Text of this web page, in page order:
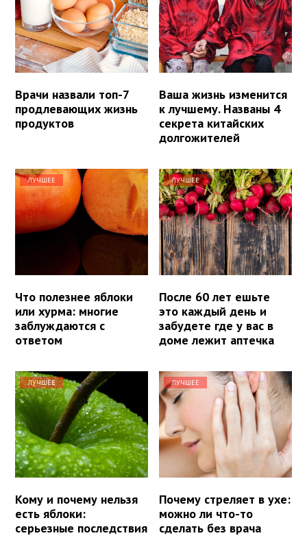
Врачи назвали топ-7
продлевающих жизнь
продуктов
Ваша жизнь изменится
к лучшему. Названы 4
секрета китайских
долгожителей
ЛУЧШЕЕ
Что полезнее яблоки
или хурма: многие
заблуждаются с
ответом
ЛУЧШЕЕ
После 60 лет ешьте
это каждый день и
забудете где у вас в
доме лежит аптечка
ЛУЧШЕЕ
Кому и почему нельзя
есть яблоки:
серьезные последствия
ЛУЧШЕЕ
Почему стреляет в ухе:
можно ли что-то
сделать без врача